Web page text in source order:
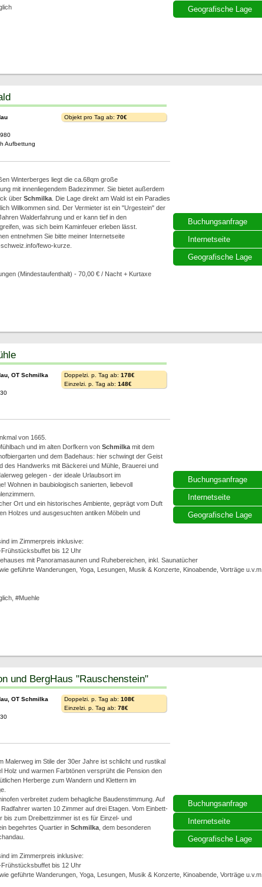
Geografische Lage
Buchungsanfrage
Internetseite
Geografische Lage
Aufbettung
Objekt pro Tag ab: 70€
Winterberges liegt die ca.68qm große
mit innenliegendem Badezimmer. Sie bietet außerdem
über Schmilka. Die Lage direkt am Wald ist ein Paradies
Willkommen sind. Der Vermieter ist ein "Urgestein" der
Walderfahrung und er kann tief in den
was sich beim Kaminfeuer erleben lässt.
entnehmen Sie bitte meiner Internetseite
fewo-kurze.
(Mindestaufenthalt) - 70,00 € / Nacht + Kurtaxe
Buchungsanfrage
Internetseite
Geografische Lage
OT Schmilka
Doppelzi. p. Tag ab: 178€
Einzelzi. p. Tag ab: 148€
von 1665.
und im alten Dorfkern von Schmilkamit dem
und dem Badehaus: hier schwingt der Geist
des Handwerks mit Bäckerei und Mühle, Brauerei und
gelegen - der ideale Urlaubsort im
Wohnen in baubiologisch sanierten, liebevoll
Ort und ein historisches Ambiente, geprägt vom Duft
Holzes und ausgesuchten antiken Möbeln und
im Zimmerpreis inklusive:
bis 12 Uhr
mit Panoramasaunen und Ruhebereichen, inkl. Saunatücher
geführte Wanderungen, Yoga, Lesungen, Musik & Konzerte, Kinoabende, Vorträge u.v.m.
#Muehle
Buchungsanfrage
Internetseite
Geografische Lage
und BergHaus "Rauschenstein"
OT Schmilka
Doppelzi. p. Tag ab: 108€
Einzelzi. p. Tag ab: 78€
Malerweg im Stile der 30er Jahre ist schlicht und rustikal
Holz und warmen Farbtönen versprüht die Pension den
Herberge zum Wandern und Klettern im
verbreitet zudem behagliche Baudenstimmung. Auf
warten 10 Zimmer auf drei Etagen. Vom Einbett-
bis zum Dreibettzimmer ist es für Einzel- und
begehrtes Quartier in Schmilka, dem besonderen
im Zimmerpreis inklusive:
bis 12 Uhr
geführte Wanderungen, Yoga, Lesungen, Musik & Konzerte, Kinoabende, Vorträge u.v.m.